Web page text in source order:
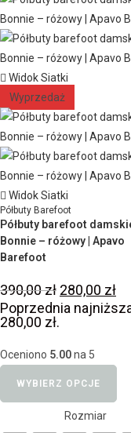
Widok Siatki
Wyprzedaż
Widok Siatki
Półbuty Barefoot
Półbuty barefoot
Bonnie – różowy | Apavo
Barefoot
390,00zł 280,00 zł
Poprzednia
280,00 zł.
Oceniono 5.00na 5
WYBIERZ OPCJE
Rozmiar